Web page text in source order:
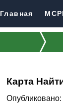
Главная
Карта